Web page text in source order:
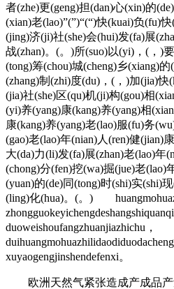
者(zhe)更(geng)担(dan)心(xin)的
(xian)老(lao)”(”)“(“)快(kuai)负(fu)
(jing)济(ji)社(she)会(hui)发(fa)展
战(zhan)。(。)所(suo)以(yi)，(，)
(tong)筹(chou)城(cheng)乡(xiang)
(zhang)制(zhi)度(du)，(，)加(jia)快
(jia)社(she)区(qu)机(ji)构(gou)相
(yi)养(yang)康(kang)养(yang)相
康(kang)养(yang)老(lao)服(fu)务
(gao)老(lao)年(nian)人(ren)健(jian)
大(da)力(li)发(fa)展(zhan)老(lao)年
(chong)分(fen)挖(wa)掘(jue)老(lao)
(yuan)的(de)同(tong)时(shi)实(shi)
(ling)化(hua)。(。)
duoweishoufangzhuanjiazhichu，
xuyaogengjinshendefenxi。
欧洲天然气紧张造成产成品产